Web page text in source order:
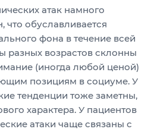
атак намного
обуславливается
фона в течение всей
возрастов склонны
(иногда любой ценой)
позициям в социуме. У
тенденции тоже заметны,
характера. У пациентов
атаки чаще связаны с